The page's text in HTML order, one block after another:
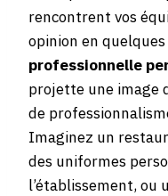
rencontrent vos
opinion en
professionnelle
projette une image
de
Imaginez un
des uniformes
l’établissement, ou